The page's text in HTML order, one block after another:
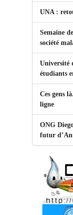
UNA :
Semaine
société
Université
étudiants
Ces gens
ligne
ONG
futur